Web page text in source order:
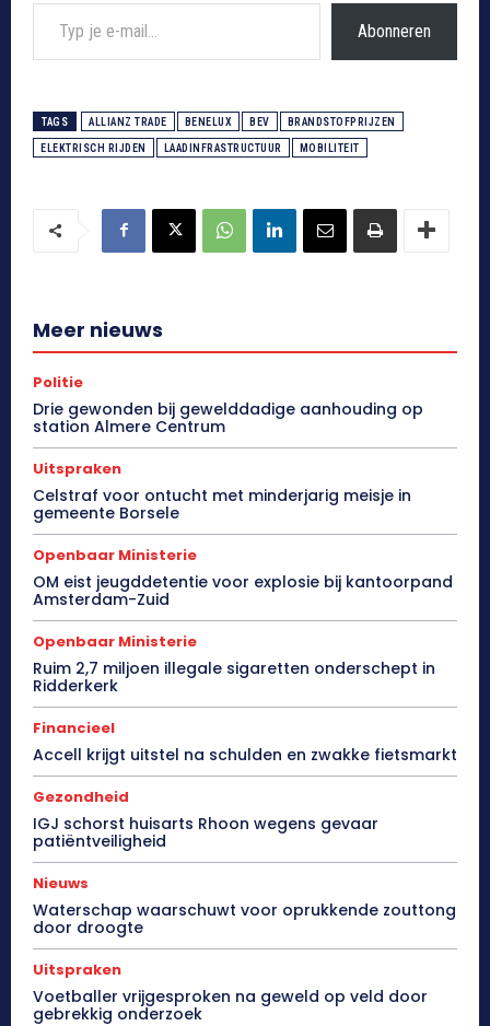
Abonneren
TAGS ALLIANZ TRADE BENELUX BEV BRANDSTOFPRIJZEN
ELEKTRISCH RIJDEN LAADINFRASTRUCTUUR MOBILITEIT
Meer nieuws
Politie
Drie gewonden bij gewelddadige aanhouding op
station Almere Centrum
Uitspraken
Celstraf voor ontucht met minderjarig meisje in
gemeente Borsele
Openbaar Ministerie
OM eist jeugddetentie voor explosie bij kantoorpand
Amsterdam-Zuid
Openbaar Ministerie
Ruim 2,7 miljoen illegale sigaretten onderschept in
Ridderkerk
Financieel
Accell krijgt uitstel na schulden en zwakke fietsmarkt
Gezondheid
IGJ schorst huisarts Rhoon wegens gevaar
patiëntveiligheid
Nieuws
Waterschap waarschuwt voor oprukkende zouttong
door droogte
Uitspraken
Voetballer vrijgesproken na geweld op veld door
gebrekkig onderzoek